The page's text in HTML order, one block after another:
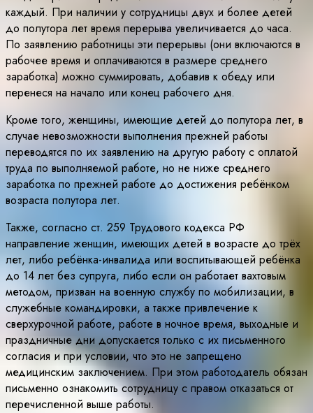
каждый. При наличии у сотрудницы двух и более детей
до полутора лет время перерыва увеличивается до часа.
По заявлению работницы эти перерывы (они включаются в
рабочее время и оплачиваются в размере среднего
заработка) можно суммировать, добавив к обеду или
перенеся на начало или конец рабочего дня.
Кроме того, женщины, имеющие детей до полутора лет, в
случае невозможности выполнения прежней работы
переводятся по их заявлению на другую работу с оплатой
труда по выполняемой работе, но не ниже среднего
заработка по прежней работе до достижения ребёнком
возраста полутора лет.
Также, согласно ст. 259 Трудового кодекса РФ
направление женщин, имеющих детей в возрасте до трёх
лет, либо ребёнка-инвалида или воспитывающей ребёнка
до 14 лет без супруга, либо если он работает вахтовым
методом, призван на военную службу по мобилизации, в
служебные командировки, а также привлечение к
сверхурочной работе, работе в ночное время, выходные и
праздничные дни допускается только с их письменного
согласия и при условии, что это не запрещено
медицинским заключением. При этом работодатель обязан
письменно ознакомить сотрудницу с правом отказаться от
перечисленной выше работы.